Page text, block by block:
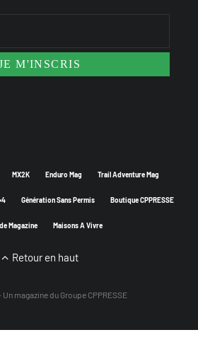
MX2K Enduro Mag Trail Adventure Mag
Génération Sans Permis Boutique CPPRESSE
Magazine Maisons A Vivre
Retour en haut
Un magazine du Groupe CPPRESSE